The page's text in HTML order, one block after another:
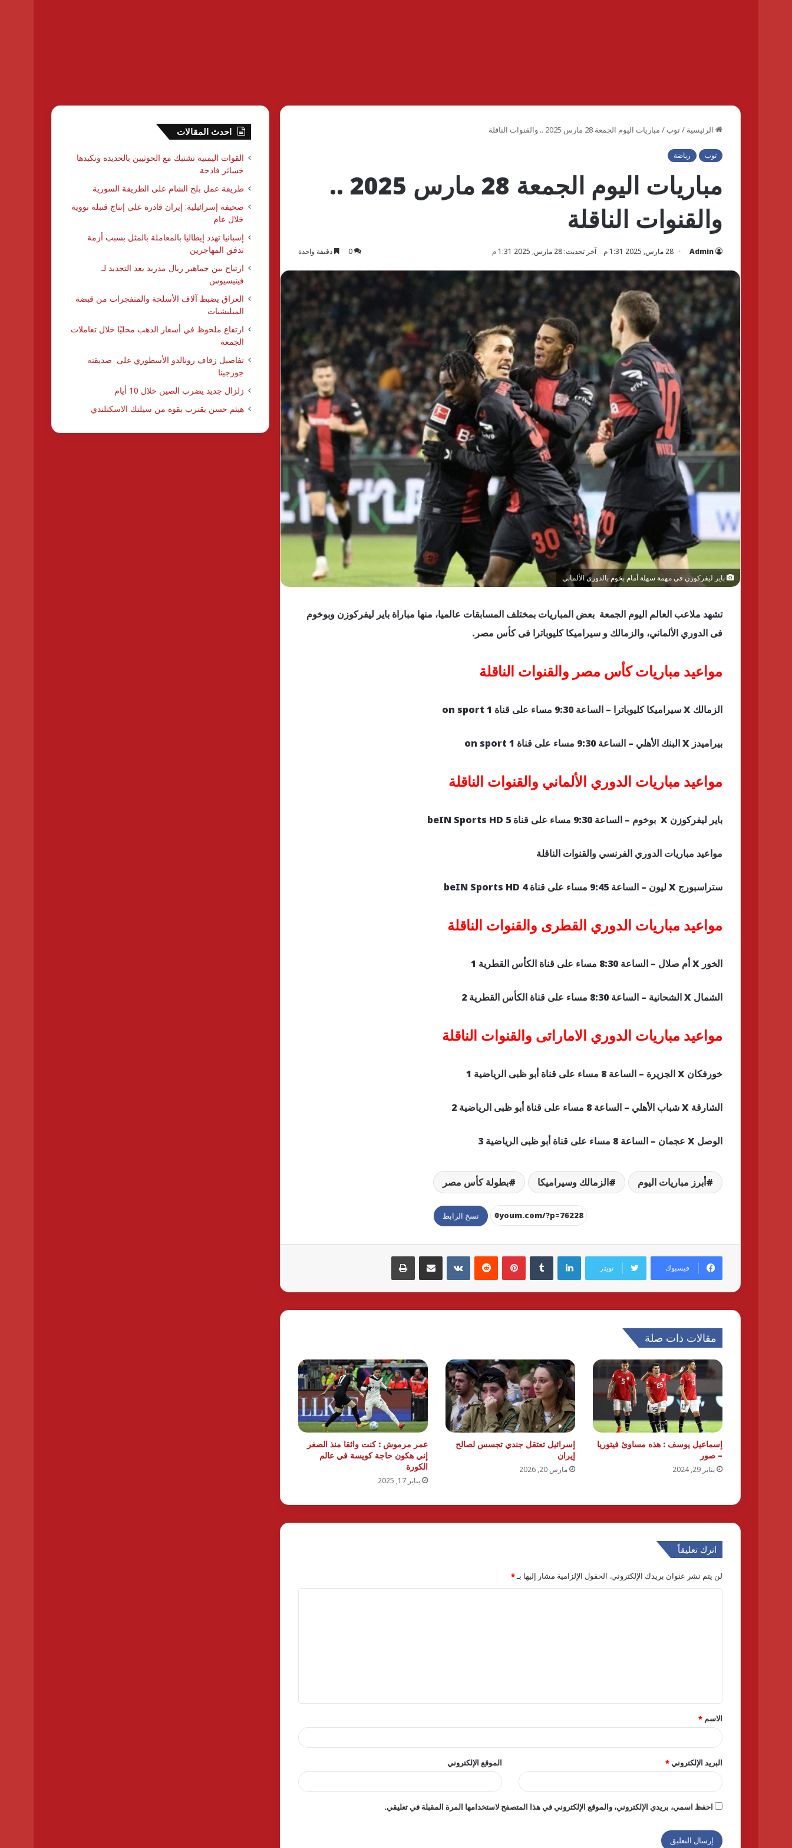
الرئيسية /توب / مباريات اليوم الجمعة 28 مارس 2025 .. والقنوات الناقلة
توب رياضة
مباريات اليوم الجمعة 28 مارس 2025 ..
والقنوات الناقلة
Admin 28 مارس, 2025 1:31 م آخر تحديث: 28 مارس, 2025 1:31 م 0 دقيقة واحدة
باير ليفركوزن في مهمة سهلة أمام بخوم بالدوري الألماني
تشهد ملاعب العالم اليوم الجمعة بعض المباريات بمختلف المسابقات عالميا، منها مباراة باير ليفركوزن وبوخوم
فى الدوري الألماني، والزمالك و سيراميكا كليوباترا فى كأس مصر.
مواعيد مباريات كأس مصر والقنوات الناقلة
الزمالك X سيراميكا كليوباترا – الساعة 9:30 مساء على قناة on sport 1
بيراميدز X البنك الأهلي – الساعة 9:30 مساء على قناة on sport 1
مواعيد مباريات الدوري الألماني والقنوات الناقلة
باير ليفركوزن X بوخوم – الساعة 9:30 مساء على قناة beIN Sports HD 5
مواعيد مباريات الدوري الفرنسي والقنوات الناقلة
ستراسبورج X ليون – الساعة 9:45 مساء على قناة beIN Sports HD 4
مواعيد مباريات الدوري القطرى والقنوات الناقلة
الخور X أم صلال – الساعة 8:30 مساء على قناة الكأس القطرية 1
الشمال X الشحانية – الساعة 8:30 مساء على قناة الكأس القطرية 2
مواعيد مباريات الدوري الاماراتى والقنوات الناقلة
خورفكان X الجزيرة – الساعة 8 مساء على قناة أبو ظبى الرياضية 1
الشارقة X شباب الأهلي – الساعة 8 مساء على قناة أبو ظبى الرياضية 2
الوصل X عجمان – الساعة 8 مساء على قناة أبو ظبى الرياضية 3
أبرز مباريات اليوم الزمالك وسيراميكا بطولة كأس مصر
نسخ الرابط
فيسبوك تويتر
لينكدإن بينتيريست مشاركة عبر البريد طباعة
مقالات ذات صلة
إسماعيل يوسف : هذه مساوئ فيتوريا
– صور
يناير 29, 2024
إسرائيل تعتقل جندي تجسس لصالح
إيران
مارس 20, 2026
عمر مرموش : كنت واثقا منذ الصغر
إني هكون حاجة كويسة في عالم
الكورة
يناير 17, 2025
اترك تعليقاً
لن يتم نشر عنوان بريدك الإلكتروني. الحقول الإلزامية مشار إليها بـ*
ق
*
الاسم *
البريد الإلكتروني* الموقع الإلكتروني
احفظ اسمي، بريدي الإلكتروني، والموقع الإلكتروني في هذا المتصفح لاستخدامها المرة المقبلة في تعليقي.
احدث المقالات
القوات اليمنية تشتبك مع الحوثيين بالحديدة وتكبدها
خسائر فادحة
طريقة عمل بلح الشام على الطريقة السورية
صحيفة إسرائيلية: إيران قادرة على إنتاج قنبلة نووية
خلال عام
إسبانيا تهدد إيطاليا بالمعاملة بالمثل بسبب أزمة
تدفق المهاجرين
ارتياح بين جماهير ريال مدريد بعد التجديد لـ
فينيسيوس
العراق يضبط آلاف الأسلحة والمتفجرات من قبضة
الميليشبات
ارتفاع ملحوظ في أسعار الذهب محليًا خلال تعاملات
الجمعة
تفاصيل زفاف رونالدو الأسطوري على صديقته
جورجينا
زلزال جديد يضرب الصين خلال 10 أيام
هيثم حسن يقترب بقوة من سيلتك الاسكتلندي